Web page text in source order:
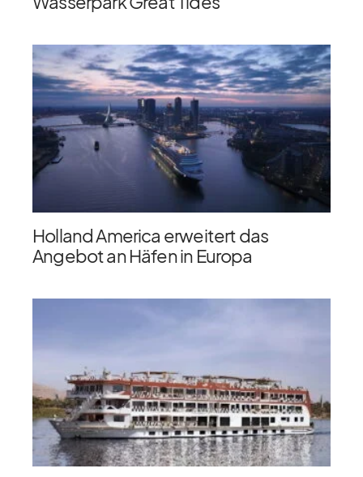
Holland America erweitert das
Angebot an Häfen in Europa